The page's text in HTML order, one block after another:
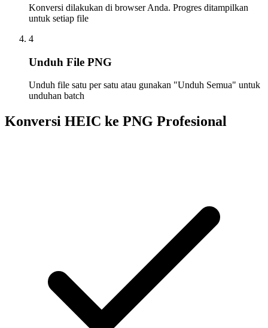
Konversi dilakukan di browser Anda. Progres ditampilkan
untuk setiap file
4
Unduh File PNG
Unduh file satu per satu atau gunakan "Unduh Semua" untuk
unduhan batch
Konversi HEIC ke PNG Profesional